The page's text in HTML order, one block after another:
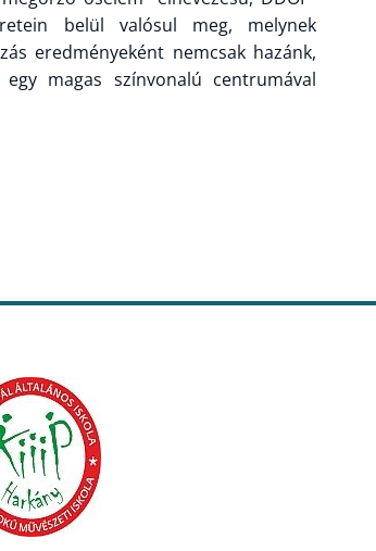
belül valósul meg, melynek
eredményeként nemcsak hazánk,
magas színvonalú centrumával